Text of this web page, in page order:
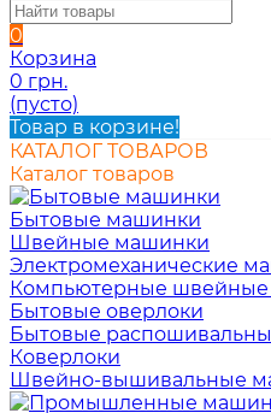
0
Корзина
0 грн.
(пусто)
Товар в корзине!
КАТАЛОГ ТОВАРОВ
Каталог товаров
Бытовые машинки
Швейные машинки
Электромеханические
Компьютерные
Бытовые оверлоки
Бытовые
Коверлоки
Швейно-вышивальные